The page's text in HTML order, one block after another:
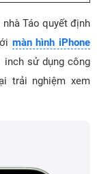
Táo quyết định
màn hình iPhone
inch sử dụng công
trải nghiệm xem